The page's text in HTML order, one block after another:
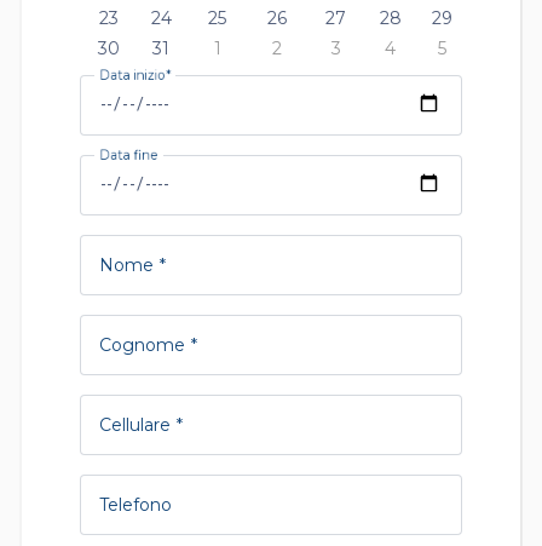
23
24 25 26 27 28
29
30
31 1 2 3 4 5
Data inizio
Data fine
Nome
Cognome
Cellulare
Telefono